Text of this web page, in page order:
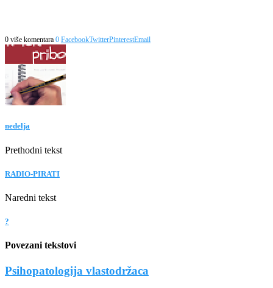
0 više komentara 0 FacebookTwitterPinterestEmail
nedelja
Prethodni tekst
RADIO-PIRATI
Naredni tekst
?
Povezani tekstovi
Psihopatologija vlastodržaca